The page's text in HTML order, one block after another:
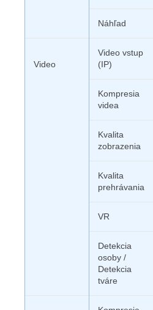
Náhľad
Video
Video vstup
(IP)
Kompresia
videa
Kvalita
zobrazenia
Kvalita
prehrávania
VR
Detekcia
osoby /
Detekcia
tváre